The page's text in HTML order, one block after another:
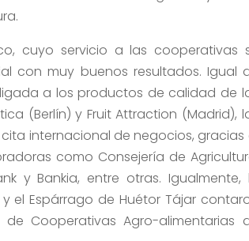
cuyo servicio a las cooperativas
con muy buenos resultados. Igual
a los productos de calidad de
(Berlín) y Fruit Attraction (Madrid),
internacional de negocios, gracias
como Consejería de
y Bankia, entre otras. Igualmente,
el Espárrago de Huétor Tájar
Cooperativas Agro-alimentarias